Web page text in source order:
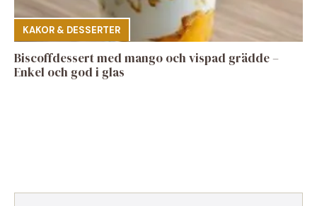
KAKOR & DESSERTER
Biscoffdessert med mango och vispad grädde –
Enkel och god i glas